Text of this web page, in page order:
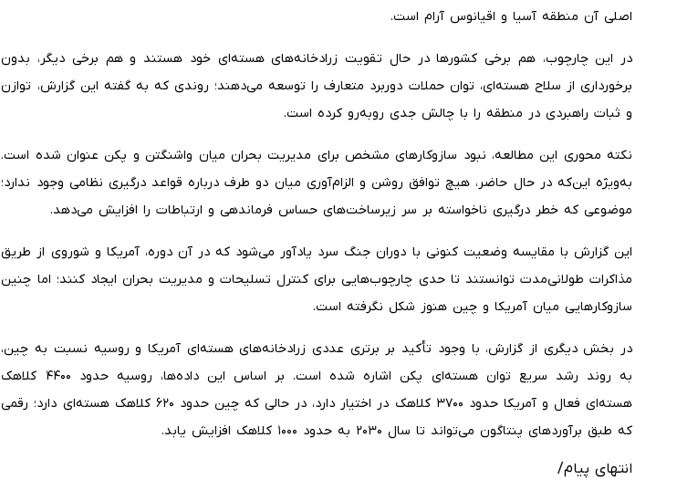
اصلی آن منطقه آسیا و اقیانوس آرام است.
در این چارچوب، هم برخی کشورها در حال تقویت زرادخانه‌های هسته‌ای خود هستند و هم برخی دیگر، بدون
برخورداری از سلاح هسته‌ای، توان حملات دوربرد متعارف را توسعه می‌دهند؛ روندی که به گفته این گزارش، توازن
و ثبات راهبردی در منطقه را با چالش جدی روبه‌رو کرده است.
نکته محوری این مطالعه، نبود سازوکارهای مشخص برای مدیریت بحران میان واشنگتن و پکن عنوان شده است.
به‌ویژه این‌که در حال حاضر، هیچ توافق روشن و الزام‌آوری میان دو طرف درباره قواعد درگیری نظامی وجود ندارد؛
موضوعی که خطر درگیری ناخواسته بر سر زیرساخت‌های حساس فرماندهی و ارتباطات را افزایش می‌دهد.
این گزارش با مقایسه وضعیت کنونی با دوران جنگ سرد یادآور می‌شود که در آن دوره، آمریکا و شوروی از طریق
مذاکرات طولانی‌مدت توانستند تا حدی چارچوب‌هایی برای کنترل تسلیحات و مدیریت بحران ایجاد کنند؛ اما چنین
سازوکارهایی میان آمریکا و چین هنوز شکل نگرفته است.
در بخش دیگری از گزارش، با وجود تأکید بر برتری عددی زرادخانه‌های هسته‌ای آمریکا و روسیه نسبت به چین،
به روند رشد سریع توان هسته‌ای پکن اشاره شده است. بر اساس این داده‌ها، روسیه حدود ۴۴۰۰ کلاهک
هسته‌ای فعال و آمریکا حدود ۳۷۰۰ کلاهک در اختیار دارد، در حالی که چین حدود ۶۲۰ کلاهک هسته‌ای دارد؛ رقمی
که طبق برآوردهای پنتاگون می‌تواند تا سال ۲۰۳۰ به حدود ۱۰۰۰ کلاهک افزایش یابد.
انتهای پیام/